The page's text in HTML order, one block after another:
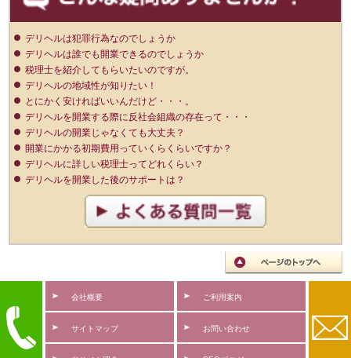
デリヘルは犯罪行為なのでしょうか
デリヘルは誰でも開業できるのでしょうか
税理士を紹介してもらいたいのですが。
デリヘルの地域性が知りたい！
とにかく安ければいいんだけど・・・。
デリヘルを開業する際に反社会組織の存在って・・・
デリヘルの開業じゃなくても大丈夫？
開業にかかる初期費用っていくらくらいですか？
デリヘルに詳しい税理士ってどれくらい？
デリヘルを開業した後のサポートは？
会社概要 ご利用案内
サイトマップ お問い合わせ